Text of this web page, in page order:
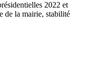
2022 et
de la mairie, stabilité